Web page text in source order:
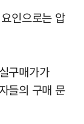
인으로는 압
구매가가
들의 구매 문